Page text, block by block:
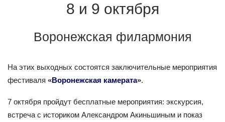
8 и 9 октября
Воронежская филармония
На этих выходных состоятся заключительные мероприятия
фестиваля «Воронежская камерата».
7 октября пройдут бесплатные мероприятия: экскурсия,
встреча с историком Александром Акиньшиным и показ